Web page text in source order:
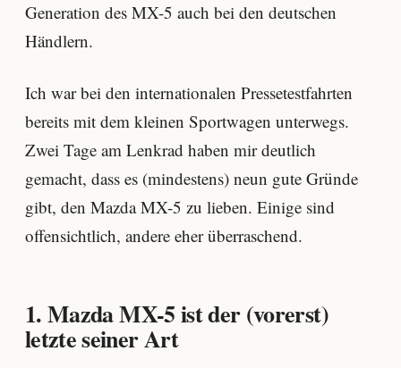
Generation des MX-5 auch bei den deutschen
Händlern.
Ich war bei den internationalen Pressetestfahrten
bereits mit dem kleinen Sportwagen unterwegs.
Zwei Tage am Lenkrad haben mir deutlich
gemacht, dass es (mindestens) neun gute Gründe
gibt, den Mazda MX-5 zu lieben. Einige sind
offensichtlich, andere eher überraschend.
1. Mazda MX-5 ist der (vorerst)
letzte seiner Art